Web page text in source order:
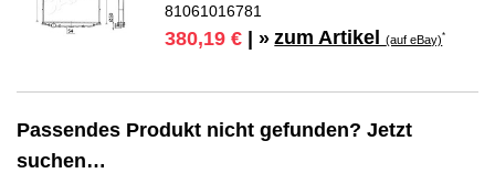
81061016781
380,19 € | » zum Artikel(auf eBay)*
Passendes Produkt nicht gefunden? Jetzt
suchen…